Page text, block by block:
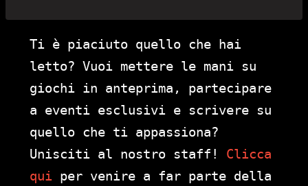
Ti è piaciuto quello che hai
letto? Vuoi mettere le mani su
giochi in anteprima, partecipare
a eventi esclusivi e scrivere su
quello che ti appassiona?
Unisciti al nostro staff! Clicca
qui per venire a far parte della